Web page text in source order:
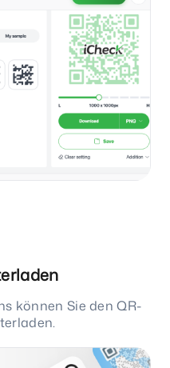
können Sie den QR-